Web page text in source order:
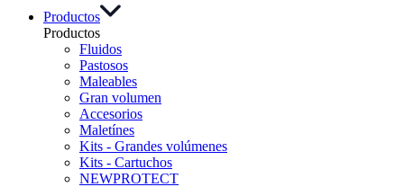
Productos
Productos
Fluidos
Pastosos
Maleables
Gran volumen
Accesorios
Maletínes
Kits - Grandes volúmenes
Kits - Cartuchos
NEWPROTECT